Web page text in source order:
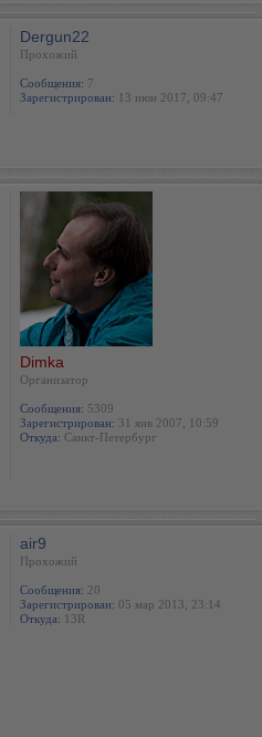
Dergun22
Прохожий
Сообщения: 7
Зарегистрирован: 13 июн 2017, 09:47
Dimka
Oрганизатор
Сообщения: 5309
Зарегистрирован: 31 янв 2007, 10:59
Откуда: Санкт-Петербург
air9
Прохожий
Сообщения: 20
Зарегистрирован: 05 мар 2013, 23:14
Откуда: 13R